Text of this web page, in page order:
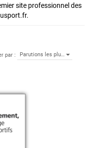
site professionnel des
par : Parutions les plu…